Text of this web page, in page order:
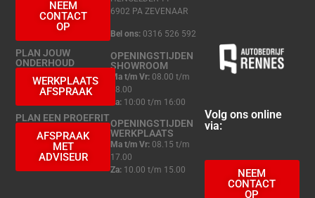
Volg ons online
via:
NEEM
CONTACT
OP
6902 PA ZEVENAAR
Bel ons:0316 526 592
OPENINGSTIJDEN
SHOWROOM
Ma t/m Vr:08.00 t/m
18.00
Za:10:00 t/m 16:00
OPENINGSTIJDEN
WERKPLAATS
Ma t/m Vr:08.15 t/m
17.00
Za:10.00 t/m 15.00
NEEM
CONTACT
OP
PLAN JOUW
ONDERHOUD
WERKPLAATS
AFSPRAAK
PLAN EEN PROEFRIT
AFSPRAAK
MET
ADVISEUR